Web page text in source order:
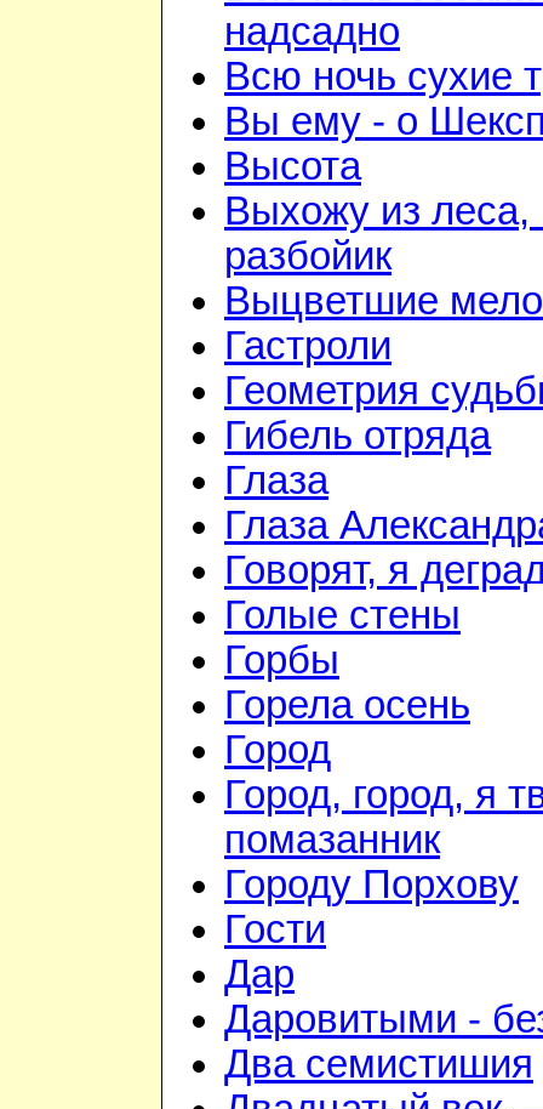
надсадно
Всю ночь сухие
Вы ему - о
Высота
Выхожу из леса,
разбойик
Выцветшие
Гастроли
Геометрия
Гибель отряда
Глаза
Глаза
Говорят, я
Голые стены
Горбы
Горела осень
Город
Город, город, я
помазанник
Городу Порхову
Гости
Дар
Даровитыми -
Два семистишия